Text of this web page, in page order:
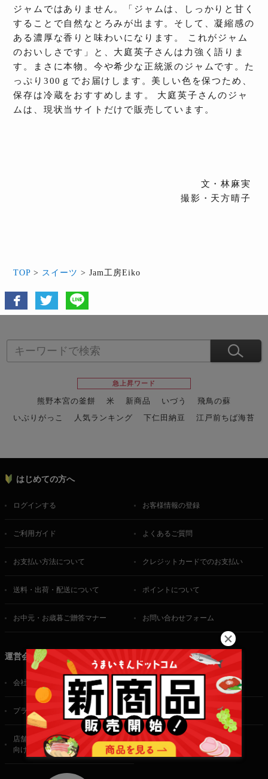
ジャムではありません。「ジャムは、しっかりと甘く
することで自然なとろみが出ます。そして、凝縮感の
ある濃厚な香りと味わいになります。 これがジャム
のおいしさです」と、大庭英子さんは力強く語りま
す。まさに本物。今や希少な正統派のジャムです。た
っぷり300ｇでお届けします。美しい色を保つため、
保存は冷蔵をおすすめします。 大庭英子さんのジャ
ムは、現状当サイトだけで販売しています。
文・林麻実
撮影・天方晴子
TOP > スイーツ > Jam工房Eiko
急上昇ワード
熊野本宮の釜餅 米 新商品 いづう
飛鳥の蘇
いぶりがっこ
人気ランキング 下仁田納豆
江戸前ちば海苔
はじめての方へ
ログインする お客様情報の登録
ご利用ガイド よくあるご質問
お支払い方法について クレジットカードでのお支払い
送料・出荷・配送について ポイントについて
お中元・お歳暮ご贈答マナー お問い合わせフォーム
運営会社
会社概要 ご利用規約
プライバシーポリシー 特定商取引法に基づく表記
店舗・法人・生産者様
向けのお問い合わせ